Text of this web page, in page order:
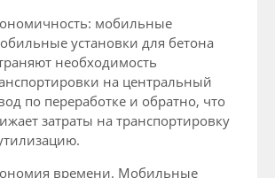
мобильные
установки для бетона
необходимость
на центральный
по переработке и обратно, что
затраты на транспортировку
времени. Мобильные